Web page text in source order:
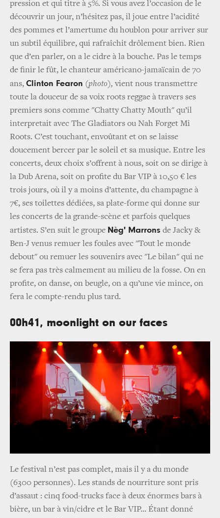
pression et qui titre à 5%. Si vous avez l’occasion de le
découvrir un jour, n’hésitez pas, il joue entre l’acidité
des pommes et l’amertume du houblon pour arriver sur
un subtil équilibre, qui rafraîchit drôlement bien. Rien
que d’en parler, on a le cidre à la bouche. Pas le temps
de finir le fût, le chanteur américano-jamaïcain de 70
ans, Clinton Fearon (photo),vient nous transmettre
toute la douceur de sa voix roots reggae à travers ses
premiers sons comme "Chatty Chatty Mouth" qu’il
interpretait avec The Gladiators ou Nah Forget Mi
Roots. C’est touchant, envoûtant et on se laisse
doucement bercer par le soleil et sa musique. Entre les
concerts, deux choix s’offrent à nous, soit on se dirige à
la Dub Arena, soit on profite du Bar VIP à 10,50 € les
trois jours, où il y a moins d’attente, du champagne à
7€, ses toilettes dédiées, sa plate-forme qui donne sur
les concerts de la grande-scène et parfois quelques
artistes. S’en suit le groupe Nèg' Marrons de Jacky &
Ben-J venus remuer les foules avec "Tout le monde
debout" ou remuer les souvenirs avec "Le bilan" qui ne
se fera pas très calmement au milieu de la fosse. On en
profite, on danse, on beugle, on a qu’une vie mince, on
fera le compte-rendu plus tard.
00h41, moonlight on our faces
Le festival n’est pas complet, mais il y a du monde
(6300 personnes). Les stands de nourriture sont pris
d’assaut : cinq food-trucks face à deux énormes bars à
bière, un bar à vin/cidre et le Bar VIP... Étant donné